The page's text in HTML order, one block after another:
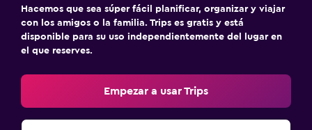
Hacemos que sea súper fácil planificar, organizar y viajar
con los amigos o la familia. Trips es gratis y está
disponible para su uso independientemente del lugar en
el que reserves.
Empezar a usar Trips